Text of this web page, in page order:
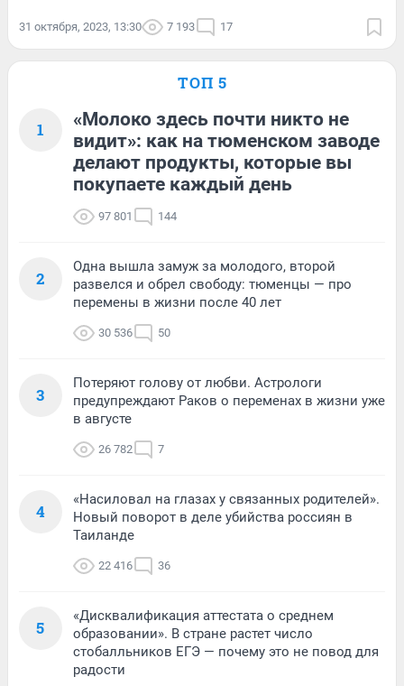
31 октября, 2023, 13:30 7 193 17
ТОП 5
1
«Молоко здесь почти никто не
видит»: как на тюменском заводе
делают продукты, которые вы
покупаете каждый день
97 801 144
2
Одна вышла замуж за молодого, второй
развелся и обрел свободу: тюменцы — про
перемены в жизни после 40 лет
30 536 50
3
Потеряют голову от любви. Астрологи
предупреждают Раков о переменах в жизни уже
в августе
26 782 7
4
«Насиловал на глазах у связанных родителей».
Новый поворот в деле убийства россиян в
Таиланде
22 416 36
5
«Дисквалификация аттестата о среднем
образовании». В стране растет число
стобалльников ЕГЭ — почему это не повод для
радости